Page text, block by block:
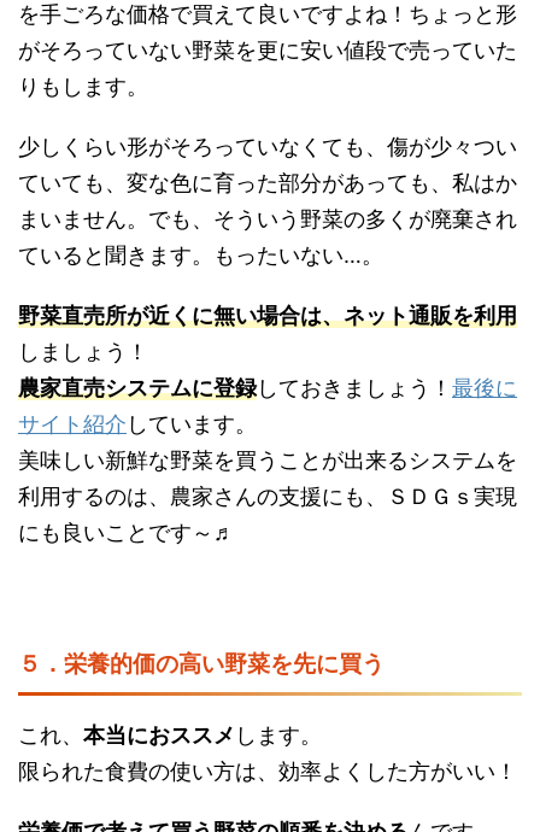
を手ごろな価格で買えて良いですよね！ちょっと形
がそろっていない野菜を更に安い値段で売っていた
りもします。
少しくらい形がそろっていなくても、傷が少々つい
ていても、変な色に育った部分があっても、私はか
まいません。でも、そういう野菜の多くが廃棄され
ていると聞きます。もったいない…。
野菜直売所が近くに無い場合は、ネット通販を利用
しましょう！
農家直売システムに登録しておきましょう！ 最後に
サイト紹介 しています。
美味しい新鮮な野菜を買うことが出来るシステムを
利用するのは、農家さんの支援にも、ＳＤＧｓ実現
にも良いことです～♬
５．栄養的価の高い野菜を先に買う
これ、 本当におススメ します。
限られた食費の使い方は、効率よくした方がいい！